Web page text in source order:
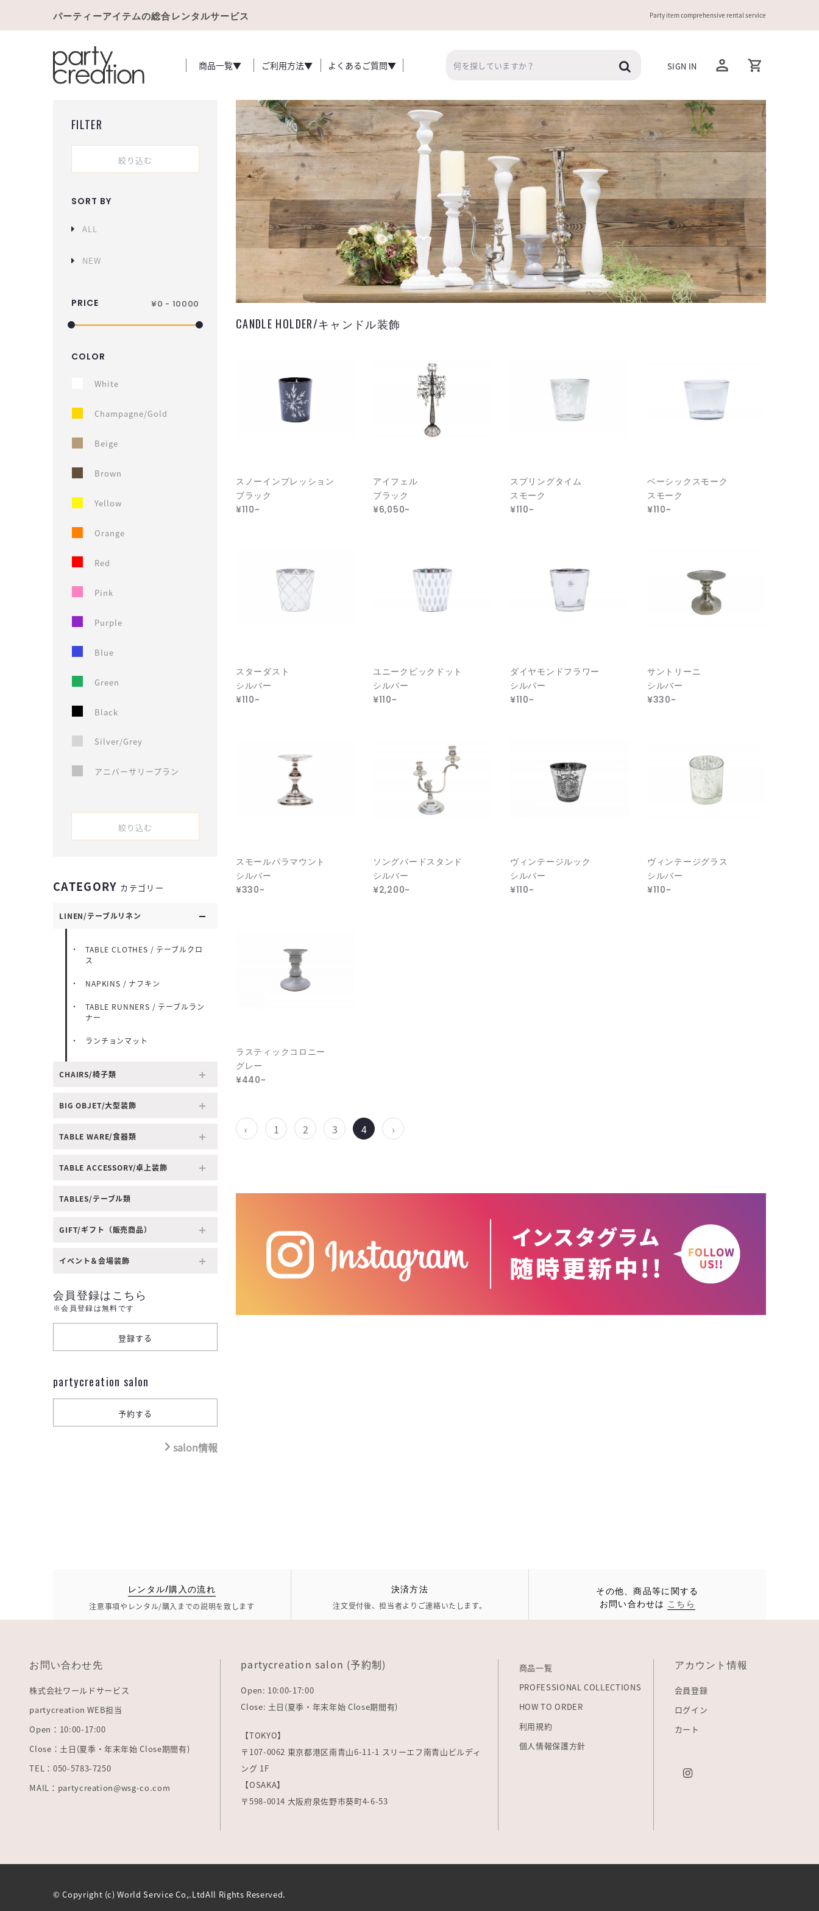
パーティーアイテムの総合レンタルサービス Party item comprehensive rental service
商品一覧▼ ご利用方法▼ よくあるご質問▼ SIGN IN
FILTER
絞り込む
SORT BY
ALL
NEW
PRICE ¥0 - 10000
COLOR
White
Champagne/Gold
Beige
Brown
Yellow
Orange
Red
Pink
Purple
Blue
Green
Black
Silver/Grey
アニバーサリープラン
絞り込む
CATEGORY カテゴリー
LINEN/テーブルリネン
TABLE CLOTHES / テーブルクロ
ス
NAPKINS / ナフキン
TABLE RUNNERS / テーブルラン
ナー
ランチョンマット
CHAIRS/椅子類
BIG OBJET/大型装飾
TABLE WARE/食器類
TABLE ACCESSORY/卓上装飾
TABLES/テーブル類
GIFT/ギフト（販売商品）
イベント＆会場装飾
会員登録はこちら
※会員登録は無料です
partycreation salon
salon情報
CANDLE HOLDER/キャンドル装飾
スノーインプレッション
ブラック
¥110~
アイフェル
ブラック
¥6,050~
スプリングタイム
スモーク
¥110~
ベーシックスモーク
スモーク
¥110~
スターダスト
シルバー
¥110~
ユニークビックドット
シルバー
¥110~
ダイヤモンドフラワー
シルバー
¥110~
サントリーニ
シルバー
¥330~
スモールパラマウント
シルバー
¥330~
ソングバードスタンド
シルバー
¥2,200~
ヴィンテージルック
シルバー
¥110~
ヴィンテージグラス
シルバー
¥110~
ラスティックコロニー
グレー
¥440~
‹ 1 2 3 4 ›
レンタル/購入の流れ
注意事項やレンタル/購入までの説明を致します
決済方法
注文受付後、担当者よりご連絡いたします。
その他、商品等に関する
お問い合わせは こちら
お問い合わせ先
株式会社ワールドサービス
partycreation WEB担当
Open：10:00-17:00
Close：土日(夏季・年末年始 Close期間有)
TEL：050-5783-7250
MAIL：partycreation@wsg-co.com
partycreation salon (予約制)
Open: 10:00-17:00
Close: 土日(夏季・年末年始 Close期間有)
【TOKYO】
〒107-0062 東京都港区南青山6-11-1 スリーエフ南青山ビルディ
ング 1F
【OSAKA】
〒598-0014 大阪府泉佐野市葵町4-6-53
商品一覧
PROFESSIONAL COLLECTIONS
HOW TO ORDER
利用規約
個人情報保護方針
アカウント情報
会員登録
ログイン
カート
© Copyright (c) World Service Co,.LtdAll Rights Reserved.